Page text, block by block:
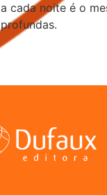
a cada noite é o
profundas.